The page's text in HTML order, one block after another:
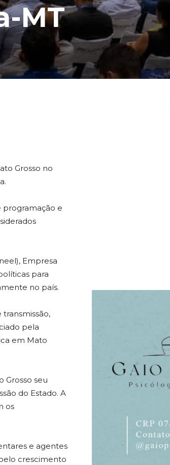
MT
Grosso no
programação e
Empresa
para
no país.
pela
em Mato
Grosso seu
do Estado. A
os
e agentes
crescimento